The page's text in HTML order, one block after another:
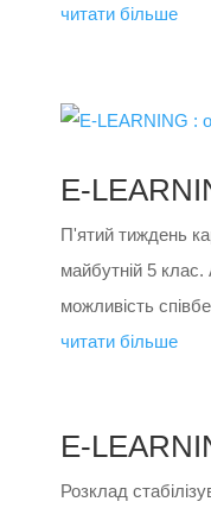
читати більше
E-
П'ятий тиждень
майбутній 5
можливість
читати більше
E-
Розклад